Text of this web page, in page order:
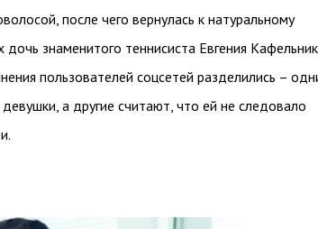
после чего вернулась к натуральному
знаменитого теннисиста Евгения
пользователей соцсетей разделились –
а другие считают, что ей не следовало